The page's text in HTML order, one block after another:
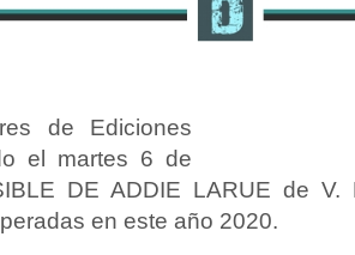
de Ediciones
el martes 6 de
DE ADDIE LARUE de
en este año 2020.